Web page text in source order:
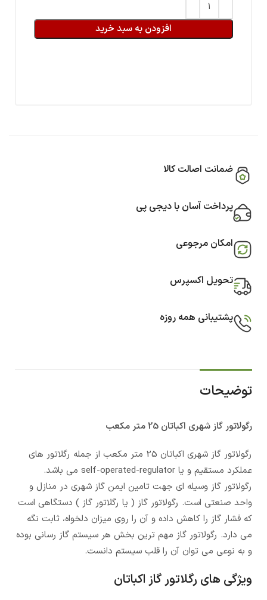
افزودن به سبد خرید
ضمانت اصالت کالا
پرداخت آسان با دیجی پی
امکان مرجوعی
تحویل اکسپرس
پشتیبانی همه روزه
توضیحات
رگولاتور گاز شهری اکباتان 25 متر مکعب
رگولاتور گاز شهری اکباتان 25 متر مکعب از جمله رگلاتور های
عملکرد مستقیم و یا self-operated-regulator می باشد.
رگولاتور گاز وسیله ای جهت تامین ایمن گاز شهری در منازل و
واحد صنعتی است. رگولاتور گاز ( یا رگلاتور گاز ) دستگاهی است
که فشار گاز را کاهش داده و آن را روی میزان دلخواه، ثابت نگه
می دارد. رگولاتور گاز مهم ترین بخش هر سیستم گاز رسانی بوده
و به نوعی می توان آن را قلب سیستم دانست.
ویژگی های رگلاتور گاز اکباتان